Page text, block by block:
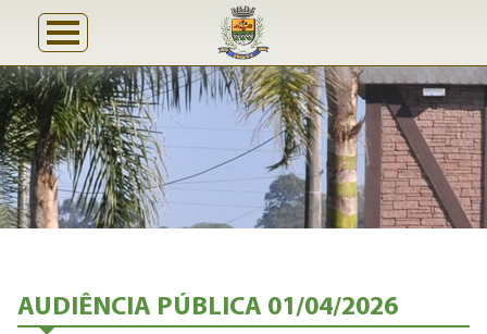
AUDIÊNCIA PÚBLICA 01/04/2026